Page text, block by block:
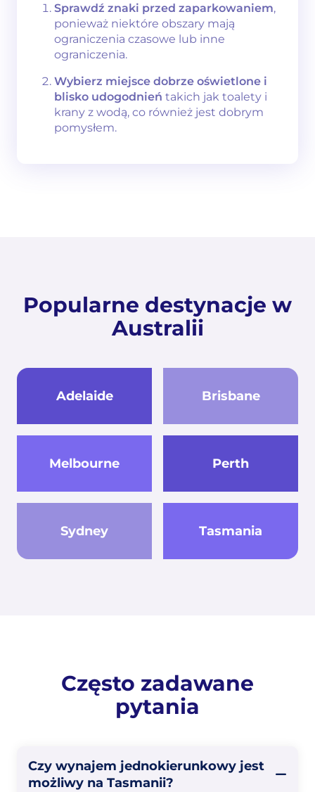
Sprawdź znaki przed zaparkowaniem,
ponieważ niektóre obszary mają
ograniczenia czasowe lub inne
ograniczenia.
Wybierz miejsce dobrze oświetlone i
blisko udogodnień takich jak toalety i
krany z wodą, co również jest dobrym
pomysłem.
Popularne destynacje w
Australii
Adelaide Brisbane
Melbourne Perth
Sydney Tasmania
Często zadawane
pytania
Czy wynajem jednokierunkowy jest
możliwy na Tasmanii?